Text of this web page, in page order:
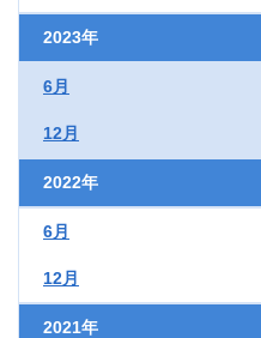
2023年
6月
12月
2022年
6月
12月
2021年